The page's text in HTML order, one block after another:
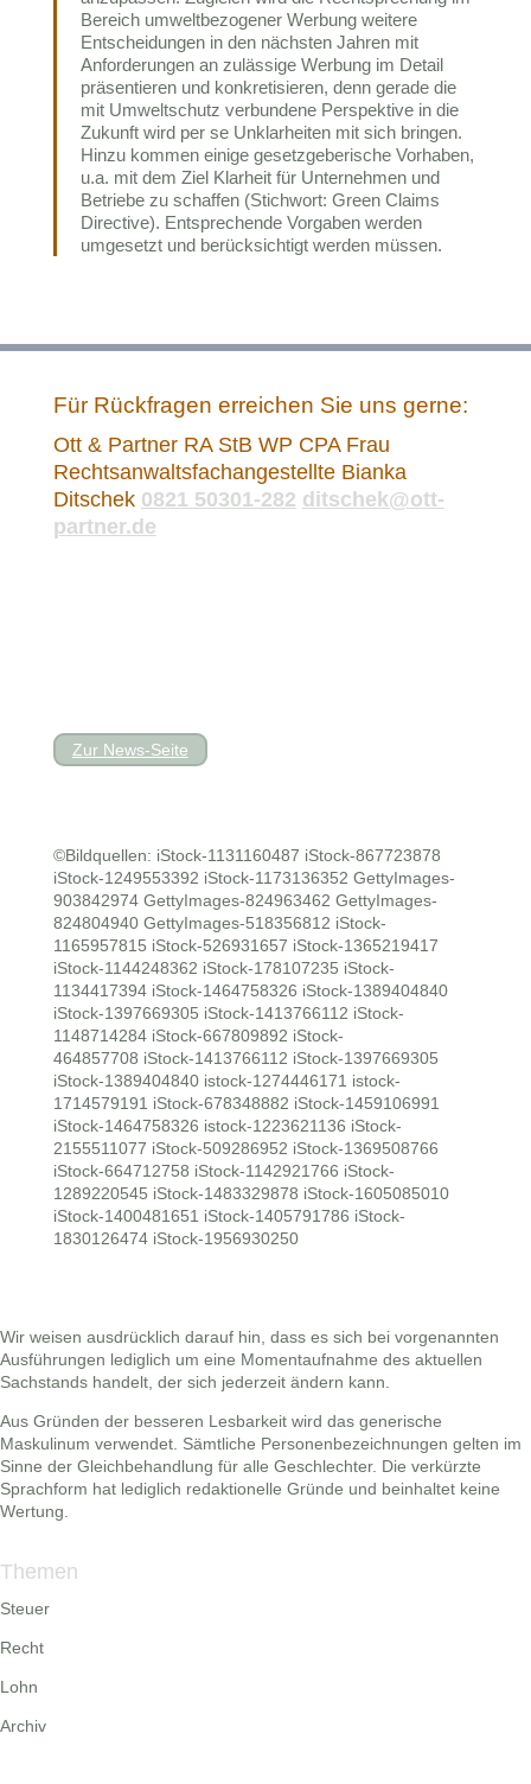
Bereich umweltbezogener Werbung weitere
Entscheidungen in den nächsten Jahren mit
Anforderungen an zulässige Werbung im Detail
präsentieren und konkretisieren, denn gerade die
mit Umweltschutz verbundene Perspektive in die
Zukunft wird per se Unklarheiten mit sich bringen.
Hinzu kommen einige gesetzgeberische Vorhaben,
u.a. mit dem Ziel Klarheit für Unternehmen und
Betriebe zu schaffen (Stichwort: Green Claims
Directive). Entsprechende Vorgaben werden
umgesetzt und berücksichtigt werden müssen.
Für Rückfragen erreichen Sie uns gerne:
Ott & Partner RA StB WP CPA Frau
Rechtsanwaltsfachangestellte Bianka
Ditschek 0821 50301-282 ditschek@ott-
partner.de
Zur News-Seite
©Bildquellen: iStock-1131160487 iStock-867723878
iStock-1249553392 iStock-1173136352 GettyImages-
903842974 GettyImages-824963462 GettyImages-
824804940 GettyImages-518356812 iStock-
1165957815 iStock-526931657 iStock-1365219417
iStock-1144248362 iStock-178107235 iStock-
1134417394 iStock-1464758326 iStock-1389404840
iStock-1397669305 iStock-1413766112 iStock-
1148714284 iStock-667809892 iStock-
464857708 iStock-1413766112 iStock-1397669305
iStock-1389404840 istock-1274446171 istock-
1714579191 iStock-678348882 iStock-1459106991
iStock-1464758326 istock-1223621136 iStock-
2155511077 iStock-509286952 iStock-1369508766
iStock-664712758 iStock-1142921766 iStock-
1289220545 iStock-1483329878 iStock-1605085010
iStock-1400481651 iStock-1405791786 iStock-
1830126474 iStock-1956930250
Wir weisen ausdrücklich darauf hin, dass es sich bei vorgenannten
Ausführungen lediglich um eine Momentaufnahme des aktuellen
Sachstands handelt, der sich jederzeit ändern kann.
Aus Gründen der besseren Lesbarkeit wird das generische
Maskulinum verwendet. Sämtliche Personenbezeichnungen gelten im
Sinne der Gleichbehandlung für alle Geschlechter. Die verkürzte
Sprachform hat lediglich redaktionelle Gründe und beinhaltet keine
Wertung.
Themen
Steuer
Recht
Lohn
Archiv